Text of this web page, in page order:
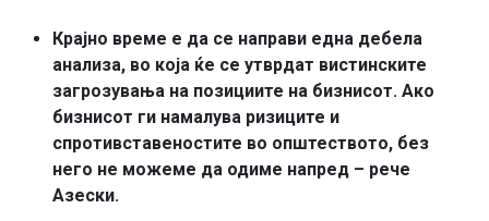
Крајно време е да се направи една дебела
анализа, во која ќе се утврдат вистинските
загрозувања на позициите на бизнисот. Ако
бизнисот ги намалува ризиците и
спротивставеностите во општеството, без
него не можеме да одиме напред – рече
Азески.